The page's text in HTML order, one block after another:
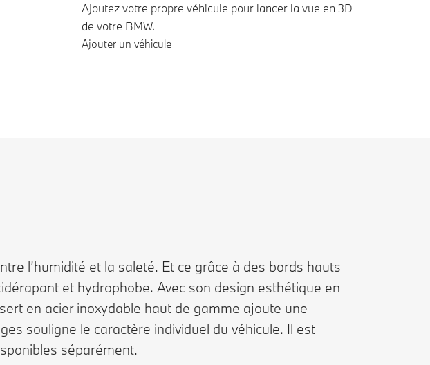
Ajoutez votre propre véhicule pour lancer la vue en 3D
de votre BMW.
Ajouter un véhicule
l’humidité et la saleté. Et ce grâce à des bords hauts
et hydrophobe. Avec son design esthétique en
en acier inoxydable haut de gamme ajoute une
souligne le caractère individuel du véhicule. Il est
séparément.